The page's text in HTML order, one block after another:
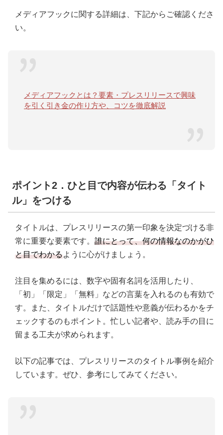
メディアフックに関する詳細は、下記からご確認くださ
い。
メディアフックとは？要素・プレスリリースで興味
を引く引き金の作り方や、コツを徹底解説
ポイント2．ひと目で内容が伝わる「タイト
ル」をつける
タイトルは、プレスリリースの第一印象を決定づける非
常に重要な要素です。 誰にとって、何の情報なのかがひ
と目でわかるように心がけましょう。
注目を集めるには、数字や固有名詞を活用したり、
「初」「限定」「無料」などの言葉を入れるのも有効で
す。また、タイトルだけで話題性や意義が伝わるかをチ
ェックするのもポイント。忙しい記者や、読み手の目に
留まる工夫が求められます。
以下の記事では、プレスリリースのタイトル事例を紹介
しています。ぜひ、参考にしてみてください。